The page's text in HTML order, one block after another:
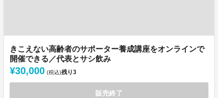
きこえない高齢者のサポーター養成講座をオンラインで
開催できる／代表とサシ飲み
¥30,000 (税込)残り3
販売終了